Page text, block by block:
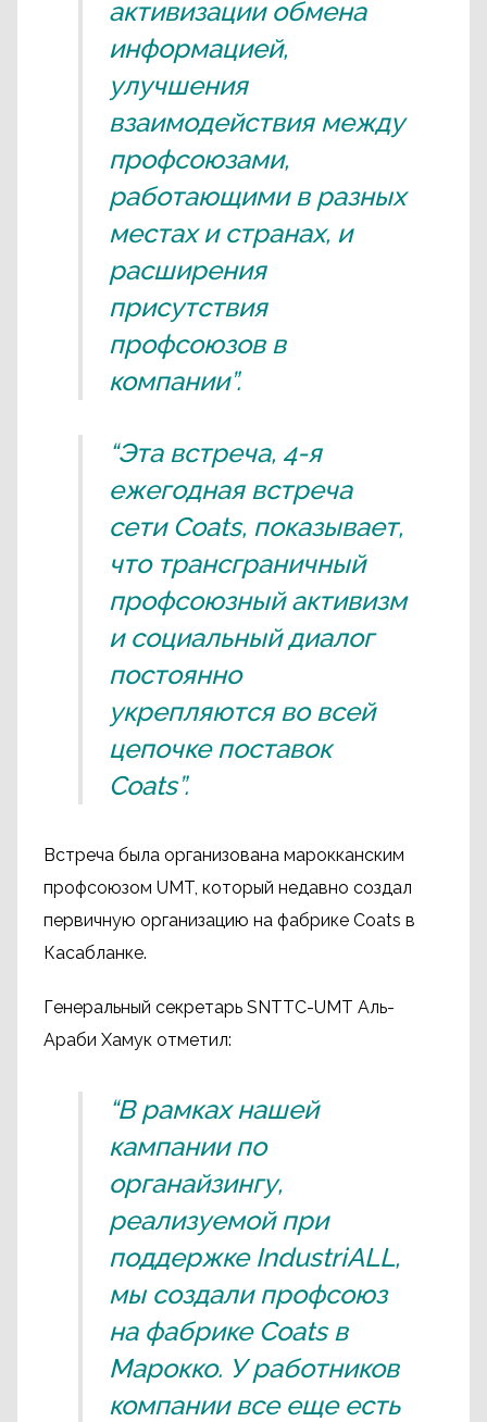
активизации обмена
информацией,
улучшения
взаимодействия между
профсоюзами,
работающими в разных
местах и странах, и
расширения
присутствия
профсоюзов в
компании”.
“Эта встреча, 4-я
ежегодная встреча
сети Coats, показывает,
что трансграничный
профсоюзный активизм
и социальный диалог
постоянно
укрепляются во всей
цепочке поставок
Coats”.
Встреча была организована марокканским
профсоюзом UMT, который недавно создал
первичную организацию на фабрике Coats в
Касабланке.
Генеральный секретарь SNTTC-UMT Аль-
Араби Хамук отметил:
“В рамках нашей
кампании по
органайзингу,
реализуемой при
поддержке IndustriALL,
мы создали профсоюз
на фабрике Coats в
Марокко. У работников
компании все еще есть